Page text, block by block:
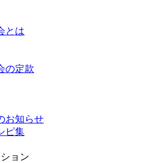
とは
の定款
お知らせ
ピ集
ョン